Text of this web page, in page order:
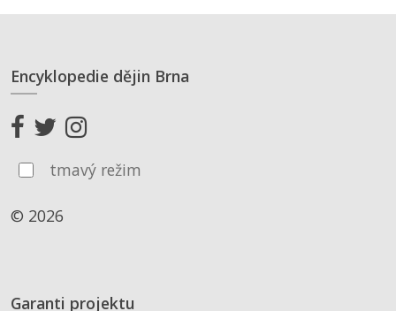
Encyklopedie dějin Brna
tmavý režim
© 2026
Garanti projektu